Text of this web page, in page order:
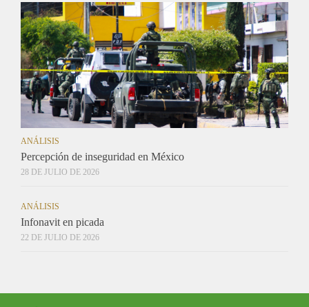
ANÁLISIS
Percepción de inseguridad en México
28 DE JULIO DE 2026
ANÁLISIS
Infonavit en picada
22 DE JULIO DE 2026